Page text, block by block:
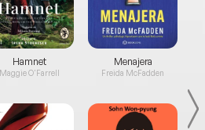
Hamnet
Maggie O'Farrell
Menajera
Freida McFadden